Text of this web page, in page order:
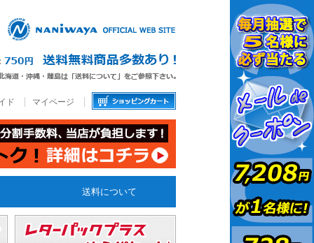
ド マイページ
送料について